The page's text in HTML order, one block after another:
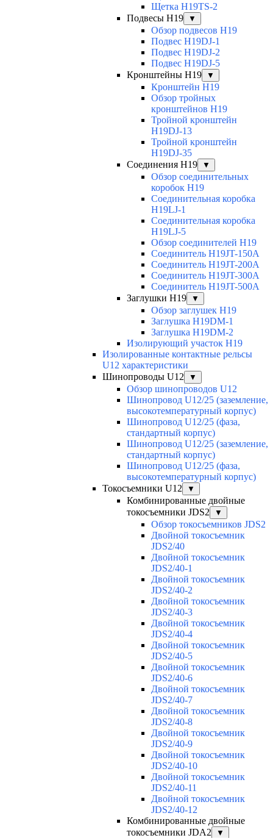
Щетка H19TS-2
Подвесы H19
▼
Обзор подвесов H19
Подвес H19DJ-1
Подвес H19DJ-2
Подвес H19DJ-5
Кронштейны H19
▼
Кронштейн H19
Обзор тройных
кронштейнов H19
Тройной кронштейн
H19DJ-13
Тройной кронштейн
H19DJ-35
Соединения H19
▼
Обзор соединительных
коробок H19
Соединительная коробка
H19LJ-1
Соединительная коробка
H19LJ-5
Обзор соединителей H19
Соединитель H19JT-150A
Соединитель H19JT-200A
Соединитель H19JT-300A
Соединитель H19JT-500A
Заглушки H19
▼
Обзор заглушек H19
Заглушка H19DM-1
Заглушка H19DM-2
Изолирующий участок H19
Изолированные контактные рельсы
U12 характеристики
Шинопроводы U12
▼
Обзор шинопроводов U12
Шинопровод U12/25 (заземление,
высокотемпературный корпус)
Шинопровод U12/25 (фаза,
стандартный корпус)
Шинопровод U12/25 (заземление,
стандартный корпус)
Шинопровод U12/25 (фаза,
высокотемпературный корпус)
Токосъемники U12
▼
Комбинированные двойные
токосъемники JDS2
▼
Обзор токосъемников JDS2
Двойной токосъемник
JDS2/40
Двойной токосъемник
JDS2/40-1
Двойной токосъемник
JDS2/40-2
Двойной токосъемник
JDS2/40-3
Двойной токосъемник
JDS2/40-4
Двойной токосъемник
JDS2/40-5
Двойной токосъемник
JDS2/40-6
Двойной токосъемник
JDS2/40-7
Двойной токосъемник
JDS2/40-8
Двойной токосъемник
JDS2/40-9
Двойной токосъемник
JDS2/40-10
Двойной токосъемник
JDS2/40-11
Двойной токосъемник
JDS2/40-12
Комбинированные двойные
токосъемники JDA2
▼